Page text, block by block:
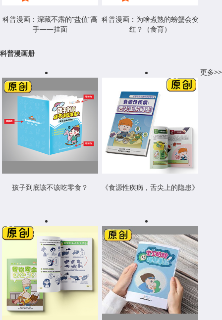
科普漫画：深藏不露的“盐值”高
手——挂面
科普漫画：为啥煮熟的螃蟹会变
红？（食育）
科普漫画册
更多>>
孩子到底该不该吃零食？ 《食源性疾病，舌尖上的隐患》